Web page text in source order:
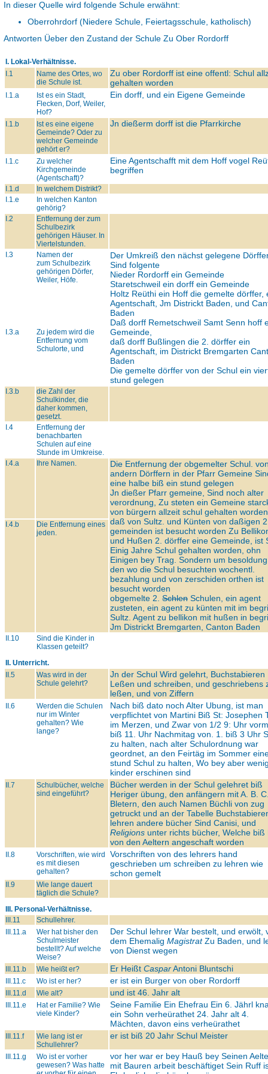
In dieser Quelle wird folgende Schule erwähnt:
Oberrohrdorf (Niedere Schule, Feiertagsschule, katholisch)
Antworten Üeber den Zustand der Schule Zu Ober Rordorff
I. Lokal-Verhältnisse.
I.1
Name des Ortes, wo
die Schule ist.
Zu ober Rordorff ist eine offentl: Schul
gehalten worden
I.1.a
Ist es ein Stadt,
Flecken, Dorf, Weiler,
Hof?
Ein dorff, und ein Eigene Gemeinde
I.1.b
Ist es eine eigene
Gemeinde? Oder zu
welcher Gemeinde
gehört er?
Jn dießerm dorff ist die Pfarrkirche
I.1.c
Zu welcher
Kirchgemeinde
(Agentschaft)?
Eine Agentschafft mit dem Hoff vogel
begriffen
I.1.d
In welchem Distrikt?
I.1.e
In welchen Kanton
gehörig?
I.2
Entfernung der zum
Schulbezirk
gehörigen Häuser. In
Viertelstunden.
I.3
Namen der
zum Schulbezirk
gehörigen Dörfer,
Weiler, Höfe.
Der Umkreiß den nächst gelegene
Sind folgente
Nieder Rordorff ein Gemeinde
Staretschweil ein dorff ein Gemeinde
Holtz Reüthi ein Hoff die gemelte dörffer,
Agentschaft, Jm Districkt Baden, und
Baden
Daß dorff Remetschweil Samt Senn hoff
Gemeinde,
daß dorff Bußlingen die 2. dörffer ein
Agentschaft, im Districkt Bremgarten
Baden
Die gemelte dörffer von der Schul ein
stund gelegen
I.3.a
Zu jedem wird die
Entfernung vom
Schulorte, und
I.3.b
die Zahl der
Schulkinder, die
daher kommen,
gesetzt.
I.4
Entfernung der
benachbarten
Schulen auf eine
Stunde im Umkreise.
I.4.a
Ihre Namen.
Die Entfernung der obgemelter Schul.
andern Dörffern in der Pfarr Gemeine
eine halbe biß ein stund gelegen
Jn dießer Pfarr gemeine, Sind noch alter
verordnung, Zu steten ein Gemeine
von bürgern allzeit schul gehalten
daß von Sultz. und Künten von daßigen
gemeinden ist besucht worden Zu
und Hußen 2. dörffer eine Gemeinde, ist
Einig Jahre Schul gehalten worden, ohn
Einigen bey Trag. Sondern um
den wo die Schul besuchten wochentl.
bezahlung und von zerschiden orthen ist
besucht worden
obgemelte 2. Schlen Schulen, ein agent
zusteten, ein agent zu künten mit im
Sultz. Agent zu bellikon mit hußen in
Jm Districkt Bremgarten, Canton Baden
I.4.b
Die Entfernung eines
jeden.
II.10
Sind die Kinder in
Klassen geteilt?
II. Unterricht.
II.5
Was wird in der
Schule gelehrt?
Jn der Schul Wird gelehrt, Buchstabieren
Leßen und schreiben, und geschriebens
leßen, und von Ziffern
II.6
Werden die Schulen
nur im Winter
gehalten? Wie
lange?
Nach biß dato noch Alter Ubung, ist man
verpflichtet von Martini Biß St: Josephen
im Merzen, und Zwar von 1/2 9: Uhr
biß 11. Uhr Nachmitag von. 1. biß 3 Uhr
zu halten, nach alter Schulordnung war
geordnet, an den Feirtäg im Sommer
stund Schul zu halten, Wo bey aber
kinder erschinen sind
II.7
Schulbücher, welche
sind eingeführt?
Bücher werden in der Schul gelehret biß
Heriger übung, den anfängern mit A. B.
Bletern, den auch Namen Büchli von zug
getruckt und an der Tabelle
lehren andere bücher Sind Canisi, und
Religions unter richts bücher, Welche biß
von den Aeltern angeschaft worden
II.8
Vorschriften, wie wird
es mit diesen
gehalten?
Vorschriften von des lehrers hand
geschrieben um schreiben zu lehren wie
schon gemelt
II.9
Wie lange dauert
täglich die Schule?
III. Personal-Verhältnisse.
III.11
Schullehrer.
III.11.a
Wer hat bisher den
Schulmeister
bestellt? Auf welche
Weise?
Der Schul lehrer War bestelt, und erwölt,
dem Ehemalig MagistratZu Baden, und
von Dienst wegen
III.11.b Wie heißt er? Er Heißt CasparAntoni Bluntschi
III.11.c Wo ist er her? er ist ein Burger von ober Rordorff
III.11.d Wie alt? und ist 46. Jahr alt
III.11.e
Hat er Familie? Wie
viele Kinder?
Seine Familie Ein Ehefrau Ein 6. Jährl
ein Sohn verheürathet 24. Jahr alt 4.
Mächten, davon eins verheürathet
III.11.f
Wie lang ist er
Schullehrer?
er ist biß 20 Jahr Schul Meister
III.11.g
Wo ist er vorher
gewesen? Was hatte
vor her war er bey Hauß bey Seinen
mit Bauren arbeit beschäftiget Sein Ruff